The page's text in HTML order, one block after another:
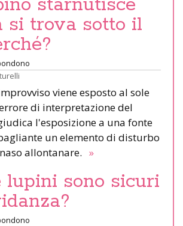
si trova sotto il
viene esposto al sole
di interpretazione del
l'esposizione a una fonte
un elemento di disturbo
allontanare. »
lupini sono sicuri